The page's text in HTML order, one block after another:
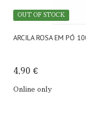
ARCILA ROSA EM PÓ
4,90 €
Online only
OUT OF STOCK